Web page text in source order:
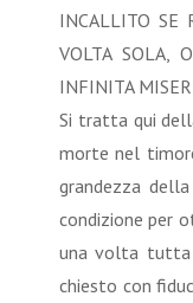
INCALLITO SE
VOLTA SOLA,
INFINITA
Si tratta qui
morte nel
grandezza
condizione per
una volta tutta
chiesto con